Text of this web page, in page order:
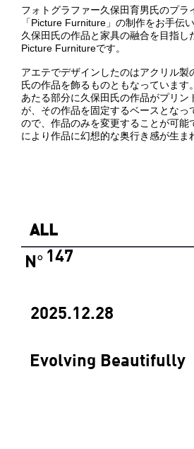
フォトグラファー久保田育男氏のプラ
「Picture Furniture」の制作をお手伝
久保田氏の作品と家具の融合を目指し
Picture Furnitureです。
アエテでデザインしたのはアクリル製
氏の作品を飾るものともなっています
あたる部分に久保田氏の作品がプリン
が、その作品を固定するベースとなっ
ので、作品のみを変更することが可能
により作品に幻想的な奥行き感が生ま
2025.12.28
Evolving Beautifully
147
N°
ALL